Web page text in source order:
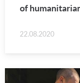
of
22.08.2020